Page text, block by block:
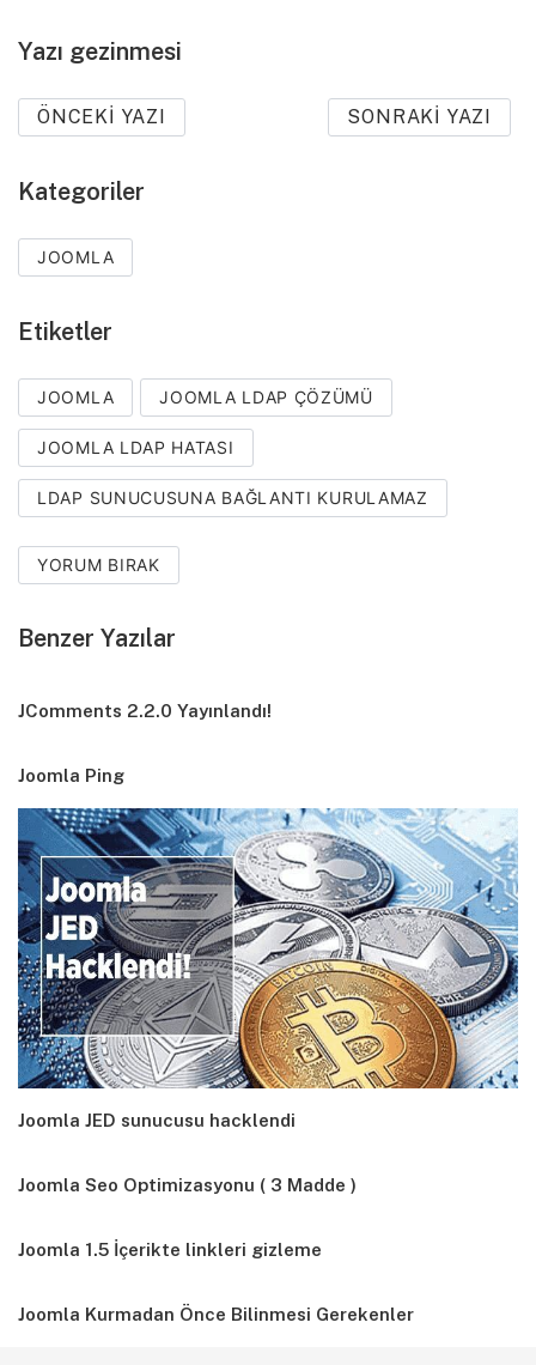
Yazı gezinmesi
ÖNCEKI YAZI SONRAKI YAZI
Kategoriler
JOOMLA
Etiketler
JOOMLA JOOMLA LDAP ÇÖZÜMÜ
JOOMLA LDAP HATASI
LDAP SUNUCUSUNA BAĞLANTI KURULAMAZ
YORUM BIRAK
Benzer Yazılar
JComments 2.2.0 Yayınlandı!
Joomla Ping
Joomla JED sunucusu hacklendi
Joomla Seo Optimizasyonu ( 3 Madde )
Joomla 1.5 İçerikte linkleri gizleme
Joomla Kurmadan Önce Bilinmesi Gerekenler